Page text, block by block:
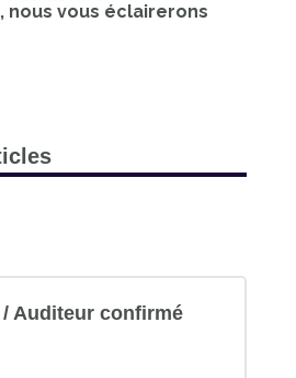
nous vous éclairerons
Auditeur confirmé